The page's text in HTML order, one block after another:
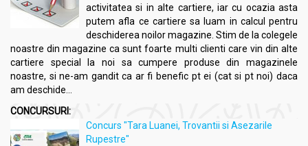
activitatea si in alte cartiere, iar cu ocazia asta
putem afla ce cartiere sa luam in calcul pentru
deschiderea noilor magazine. Stim de la colegele
noastre din magazine ca sunt foarte multi clienti care vin din alte
cartiere special la noi sa cumpere produse din magazinele
noastre, si ne-am gandit ca ar fi benefic pt ei (cat si pt noi) daca
am deschide...
CONCURSURI:
Concurs "Tara Luanei, Trovantii si Asezarile
Rupestre"